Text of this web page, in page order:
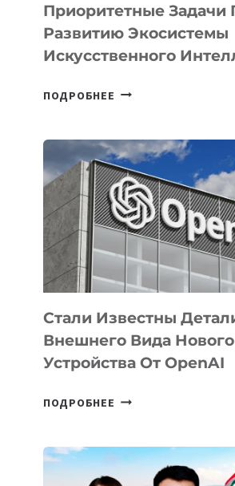
Приоритетные Задачи
Развитию Экосистемы
Искусственного
ПОДРОБНЕЕ В
ПРИОРИТЕТНЫЕ
ЗАДАЧИ
ПО
РАЗВИТИЮ
ЭКОСИСТЕМЫ
ИСКУССТВЕННОГО
ИНТЕЛЛЕКТА
Стали Известны
Внешнего Вида Нового
Устройства От OpenAI
ПОДРОБНЕЕ СТАЛИ
ВНЕШНЕГО
ВИДА